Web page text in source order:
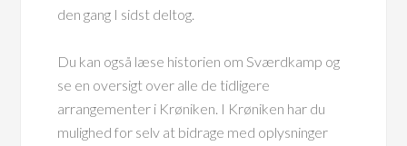
den gang I sidst deltog.
Du kan også læse historien om Sværdkamp og
se en oversigt over alle de tidligere
arrangementer i Krøniken. I Krøniken har du
mulighed for selv at bidrage med oplysninger